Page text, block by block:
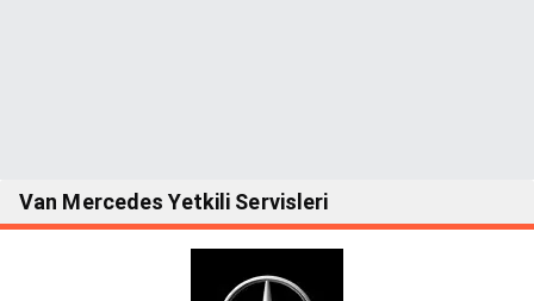
Van Mercedes Yetkili Servisleri